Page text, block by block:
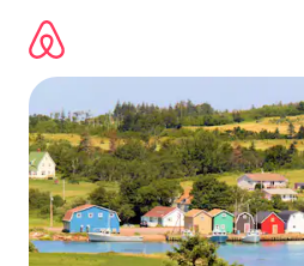
contenido